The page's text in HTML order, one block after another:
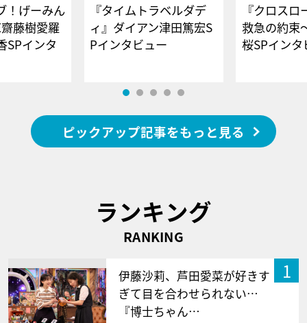
！げーみん
藤樹愛羅
SPインタ
『タイムトラベルダデ
ィ』ダイアン津田篤宏S
Pインタビュー
『クロス
救急の約束
桜SPイ
ピックアップ記事をもっと見る
ランキング
RANKING
1
伊藤沙莉、芦田愛菜が好きす
ぎて目を合わせられない…
『博士ちゃん…